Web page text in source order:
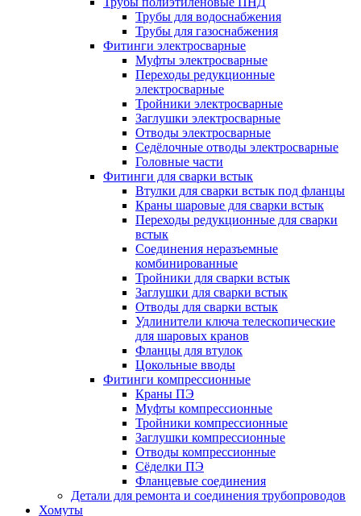
Трубы для водоснабжения
Трубы для газоснабжения
Фитинги электросварные
Муфты электросварные
Переходы редукционные
электросварные
Тройники электросварные
Заглушки электросварные
Отводы электросварные
Седёлочные отводы электросварные
Головные части
Фитинги для сварки встык
Втулки для сварки встык под фланцы
Краны шаровые для сварки встык
Переходы редукционные для сварки
встык
Соединения неразъемные
комбинированные
Тройники для сварки встык
Заглушки для сварки встык
Отводы для сварки встык
Удлинители ключа телескопические
для шаровых кранов
Фланцы для втулок
Цокольные вводы
Фитинги компрессионные
Краны ПЭ
Муфты компрессионные
Тройники компрессионные
Заглушки компрессионные
Отводы компрессионные
Сёделки ПЭ
Фланцевые соединения
Детали для ремонта и соединения трубопроводов
Хомуты